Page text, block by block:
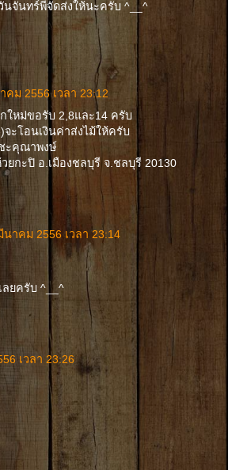
นจันทร์พี่จัดส่งให้นะครับ ^__^
คม 2556 เวลา 23:12
ใหม่ขอรับ 2,8และ14 ครับ
จะโอนเงินค่าส่งไม้ให้ครับ
ะคุณาพงษ์
ยกะปิ อ.เมืองชลบุรี จ.ชลบุรี 20130
นาคม 2556 เวลา 23:14
ลยครับ ^__^
เวลา 23:26